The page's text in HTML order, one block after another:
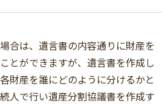
合は、遺言書の内容通りに財産を
とができますが、遺言書を作成し
財産を誰にどのように分けるかと
人で行い遺産分割協議書を作成す